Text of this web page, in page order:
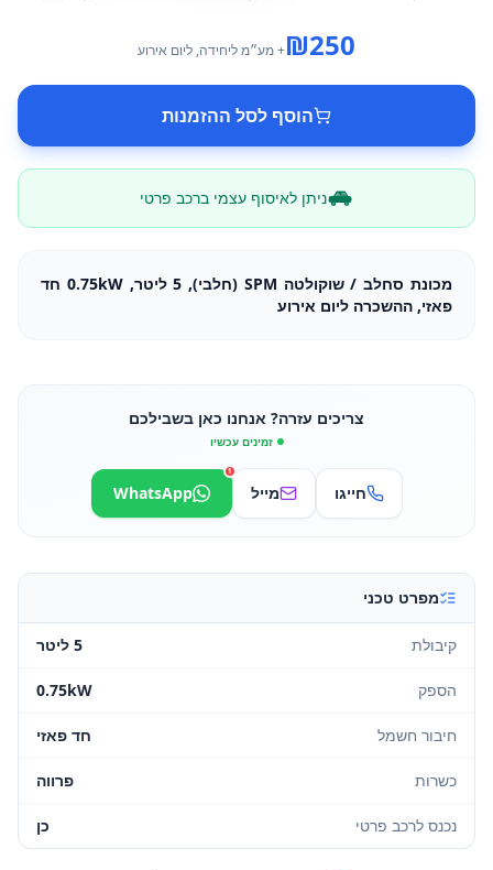
₪250 + מע״מליחידה, ליום אירוע
הוסף לסל ההזמנות
ניתן לאיסוף עצמי ברכב פרטי
מכונת סחלב / שוקולטה SPM (חלבי), 5 ליטר, 0.75kW חד
פאזי, ההשכרה ליום אירוע
צריכים עזרה? אנחנו כאן בשבילכם
זמינים עכשיו
חייגו מייל WhatsApp
1
מפרט טכני
קיבולת 5 ליטר
הספק 0.75kW
חיבור חשמל חד פאזי
כשרות פרווה
נכנס לרכב פרטי כן